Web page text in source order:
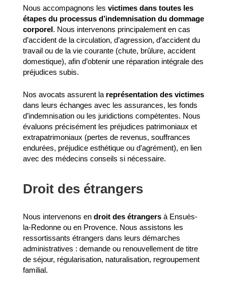
Nous accompagnons les victimes dans toutes les
étapes du processus d’indemnisation du dommage
corporel. Nous intervenons principalement en cas
d’accident de la circulation, d’agression, d’accident du
travail ou de la vie courante (chute, brûlure, accident
domestique), afin d’obtenir une réparation intégrale des
préjudices subis.
Nos avocats assurent la représentation des victimes
dans leurs échanges avec les assurances, les fonds
d’indemnisation ou les juridictions compétentes. Nous
évaluons précisément les préjudices patrimoniaux et
extrapatrimoniaux (pertes de revenus, souffrances
endurées, préjudice esthétique ou d’agrément), en lien
avec des médecins conseils si nécessaire.
Droit des étrangers
Nous intervenons en droit des étrangersà Ensuès-
la-Redonne ou en Provence. Nous assistons les
ressortissants étrangers dans leurs démarches
administratives : demande ou renouvellement de titre
de séjour, régularisation, naturalisation, regroupement
familial.